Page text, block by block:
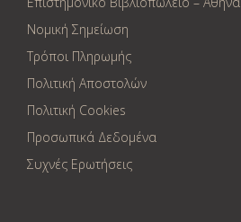
Νομική Σημείωση
Τρόποι Πληρωμής
Πολιτική Αποστολών
Πολιτική Cookies
Προσωπικά Δεδομένα
Συχνές Ερωτήσεις